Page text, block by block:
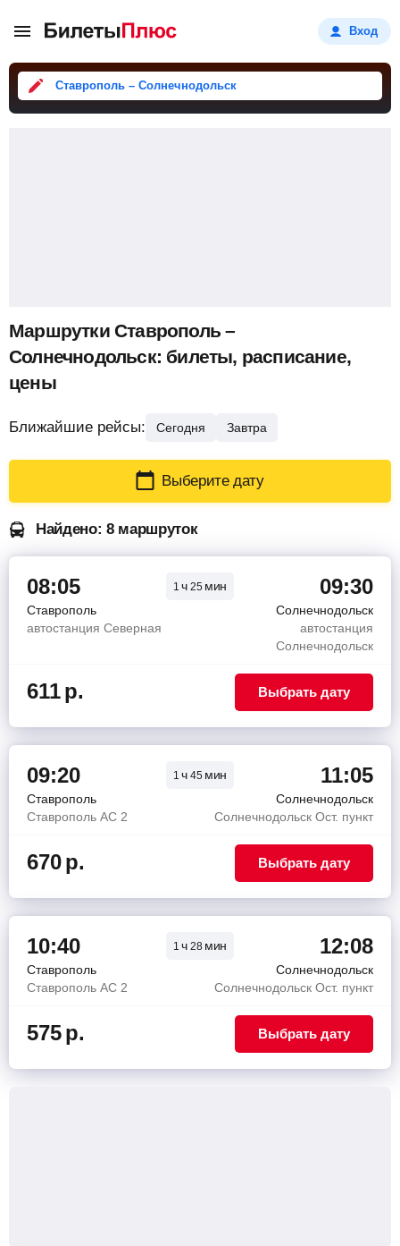
Вход
Ставрополь – Солнечнодольск
Маршрутки Ставрополь –
Солнечнодольск: билеты, расписание,
цены
Ближайшие рейсы: Сегодня Завтра
Выберите дату
Найдено: 8 маршруток
08:05 1ч 25 мин 09:30
Ставрополь
Солнечнодольск
автостанция Северная
автостанция
Солнечнодольск
611р. Выбрать дату
09:20 1ч 45 мин 11:05
Ставрополь
Солнечнодольск
Ставрополь АС 2
Солнечнодольск Ост. пункт
670р. Выбрать дату
10:40 1ч 28 мин 12:08
Ставрополь
Солнечнодольск
Ставрополь АС 2
Солнечнодольск Ост. пункт
575р. Выбрать дату